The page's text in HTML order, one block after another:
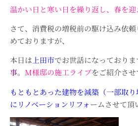
温かい日と寒い日を繰り返し、春を迎
さて、消費税の増税前の駆け込み依
めておりますが、
本日は 上田市でお世話になっておりま
事。 M様邸の施工ライブをご紹介させ
もともとあった建物を減築（一部取
にリノベーションリフォームさせて頂